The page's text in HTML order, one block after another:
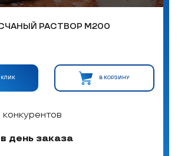
РАСТВОР М200
КЛИК В КОРЗИНУ
конкурентов
в день заказа